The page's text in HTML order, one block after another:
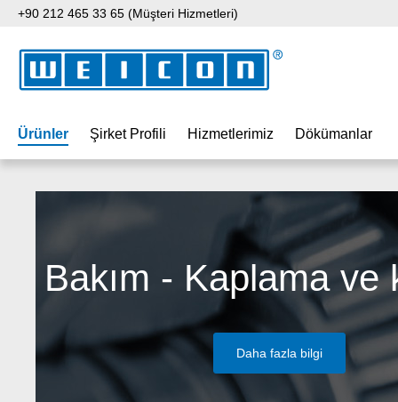
içeriğe geç
Aramaya atla
Ana navigasyona geç
+90 212 465 33 65 (Müşteri Hizmetleri)
Ürünler Şirket Profili Hizmetlerimiz Dökümanlar
Bakım - Kaplama ve
Daha fazla bilgi